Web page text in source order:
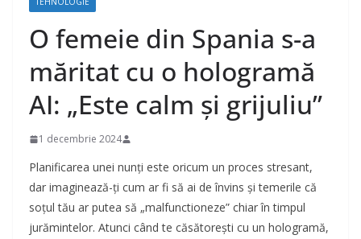
O femeie din Spania s-a
măritat cu o hologramă
AI: „Este calm și grijuliu”
1 decembrie 2024
Planificarea unei nunți este oricum un proces stresant,
dar imaginează-ți cum ar fi să ai de învins și temerile că
soțul tău ar putea să „malfunctioneze” chiar în timpul
jurămintelor. Atunci când te căsătorești cu un hologramă,